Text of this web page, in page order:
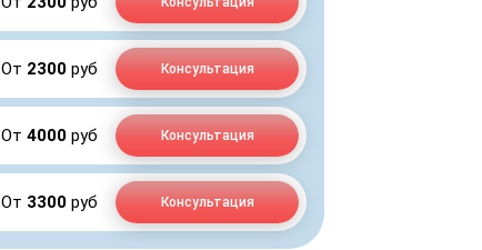
От 2300 руб Консультация
От 4000 руб Консультация
От 3300 руб Консультация